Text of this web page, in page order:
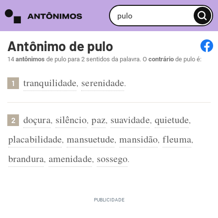
Antônimo de pulo
14 antônimos de pulo para 2 sentidos da palavra. O contrário de pulo é:
1 tranquilidade, serenidade.
2 doçura, silêncio, paz, suavidade, quietude,
placabilidade, mansuetude, mansidão, fleuma,
brandura, amenidade, sossego.